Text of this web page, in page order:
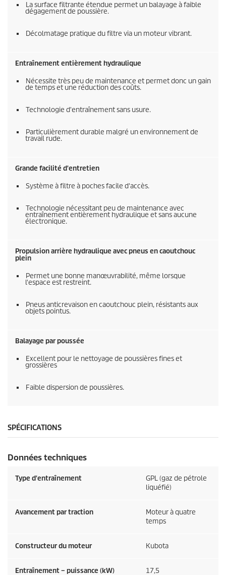
La surface filtrante étendue permet un balayage à faible
dégagement de poussière.
Décolmatage pratique du filtre via un moteur vibrant.
Entraînement entièrement hydraulique
Nécessite très peu de maintenance et permet donc un gain
de temps et une réduction des coûts.
Technologie d'entraînement sans usure.
Particulièrement durable malgré un environnement de
travail rude.
Grande facilité d'entretien
Système à filtre à poches facile d'accès.
Technologie nécessitant peu de maintenance avec
entraînement entièrement hydraulique et sans aucune
électronique.
Propulsion arrière hydraulique avec pneus en caoutchouc
plein
Permet une bonne manœuvrabilité, même lorsque
l'espace est restreint.
Pneus anticrevaison en caoutchouc plein, résistants aux
objets pointus.
Balayage par poussée
Excellent pour le nettoyage de poussières fines et
grossières
Faible dispersion de poussières.
SPÉCIFICATIONS
Données techniques
Type d'entraînement
GPL (gaz de pétrole
liquéfié)
Avancement par traction
Moteur à quatre
temps
Constructeur du moteur Kubota
Entraînement – puissance (kW) 17,5